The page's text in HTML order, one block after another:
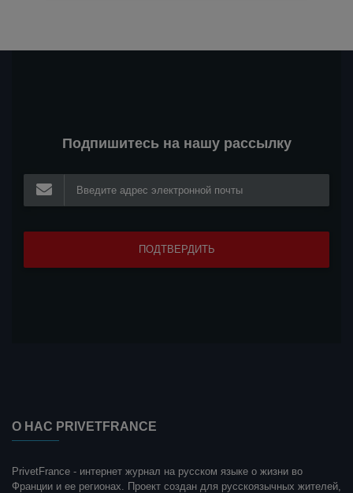
Подпишитесь на нашу рассылку
О НАС PRIVETFRANCE
PrivetFrance - интернет журнал на русском языке о жизни во
Франции и ее регионах. Проект создан для русскоязычных жителей,